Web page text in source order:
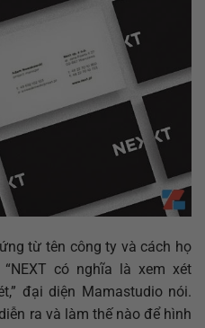
từ tên công ty và cách họ
có nghĩa là xem xét
đại diện Mamastudio nói.
ra và làm thế nào để hình